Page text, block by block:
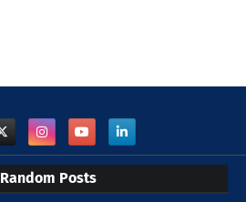
Random Posts